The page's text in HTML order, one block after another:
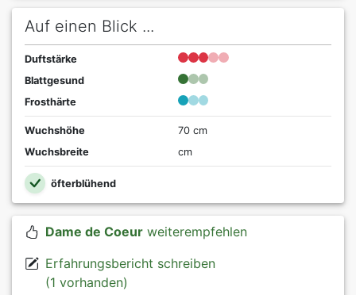
Auf einen Blick ...
Duftstärke
Blattgesund
Frosthärte
Wuchshöhe
70 cm
Wuchsbreite
cm
öfterblühend
Dame de Coeurweiterempfehlen
Erfahrungsbericht schreiben
(1 vorhanden)